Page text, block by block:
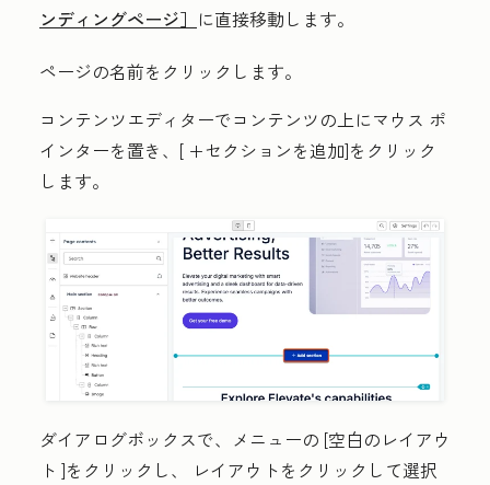
ンディングページ］ に直接移動します。
ページの名前をクリックします。
コンテンツエディターでコンテンツの上にマウス ポ
インターを置き、[ +セクションを追加]をクリック
します。
ダイアログボックスで、メニューの [空白のレイアウ
ト ]をクリックし、 レイアウトをクリックして選択